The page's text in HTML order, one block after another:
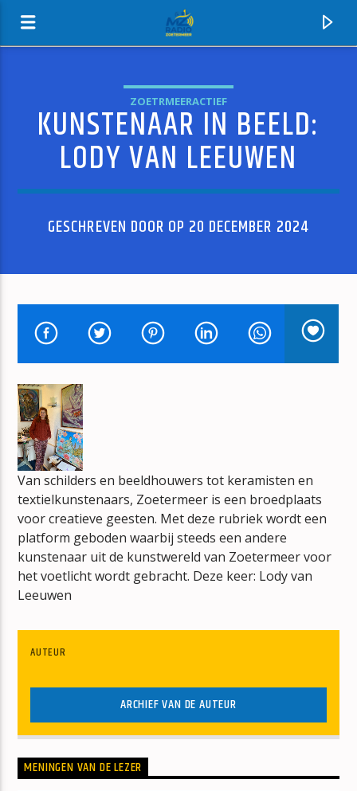
MZ-RADIO
HUIDIG NUMMER
KOM MAAR BIJ MIJ
MARCO BORSATO
mz-radio
ZOETRMEERACTIEF
KUNSTENAAR IN BEELD:
LODY VAN LEEUWEN
GESCHREVEN DOOR OP 20 DECEMBER 2024
Van schilders en beeldhouwers tot keramisten en
textielkunstenaars, Zoetermeer is een broedplaats
voor creatieve geesten. Met deze rubriek wordt een
platform geboden waarbij steeds een andere
kunstenaar uit de kunstwereld van Zoetermeer voor
het voetlicht wordt gebracht. Deze keer: Lody van
Leeuwen
AUTEUR
ARCHIEF VAN DE AUTEUR
MENINGEN VAN DE LEZER